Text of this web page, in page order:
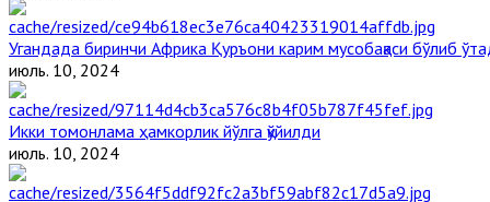
Угандада биринчи Aфрика Қуръони карим мусобақаси бўлиб
июль. 10, 2024
Икки томонлама ҳамкорлик йўлга қўйилди
июль. 10, 2024